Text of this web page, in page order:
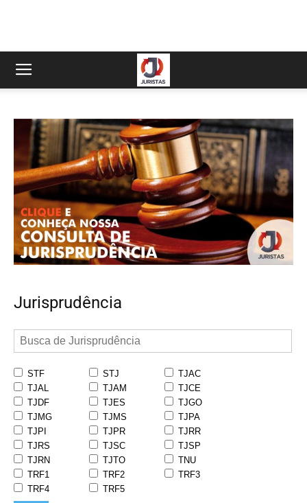
Jurisprudência
STF STJ
TJAC
TJAL
TJAM
TJCE
TJDF
TJES
TJGO
TJMG
TJMS
TJPA
TJPI
TJPR
TJRR
TJRS
TJSC
TJSP
TJRN
TJTO
TNU
TRF1
TRF2
TRF3
TRF4
TRF5